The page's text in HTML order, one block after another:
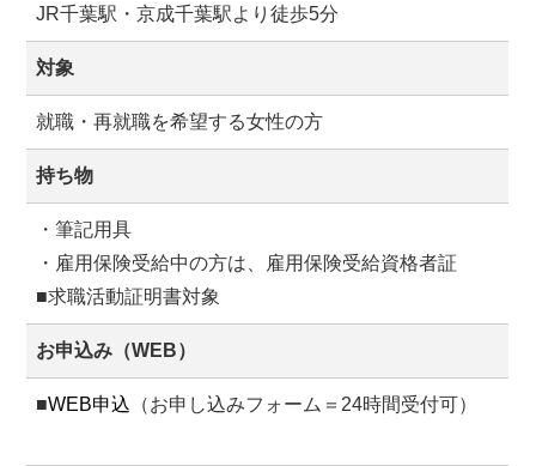
JR千葉駅・京成千葉駅より徒歩5分
対象
就職・再就職を希望する女性の方
持ち物
・筆記用具
・雇用保険受給中の方は、雇用保険受給資格者証
■求職活動証明書対象
お申込み（WEB）
■WEB申込 （お申し込みフォーム＝24時間受付可）